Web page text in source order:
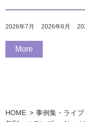
2026年7月 2026年6月
More
HOME
事例集・ライ